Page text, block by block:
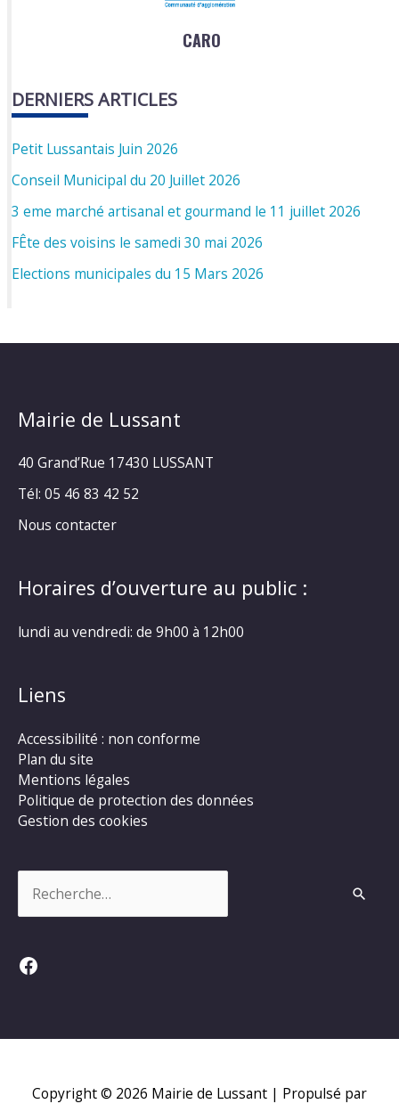
CARO
DERNIERS ARTICLES
Petit Lussantais Juin 2026
Conseil Municipal du 20 Juillet 2026
3 eme marché artisanal et gourmand le 11 juillet 2026
FÊte des voisins le samedi 30 mai 2026
Elections municipales du 15 Mars 2026
Mairie de Lussant
40 Grand’Rue 17430 LUSSANT
Tél: 05 46 83 42 52
Nous contacter
Horaires d’ouverture au public :
lundi au vendredi: de 9h00 à 12h00
Liens
Accessibilité : non conforme
Plan du site
Mentions légales
Politique de protection des données
Gestion des cookies
Facebook
Copyright © 2026 Mairie de Lussant | Propulsé par